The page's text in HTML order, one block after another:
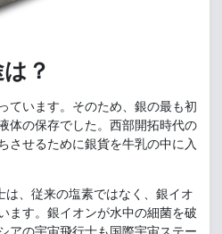
？
ています。そのため、銀の最も初
体の保存でした。西部開拓時代の
させるために銀貨を牛乳の中に入
は、従来の塩素ではなく、銀イオ
ます。銀イオンが水中の細菌を破